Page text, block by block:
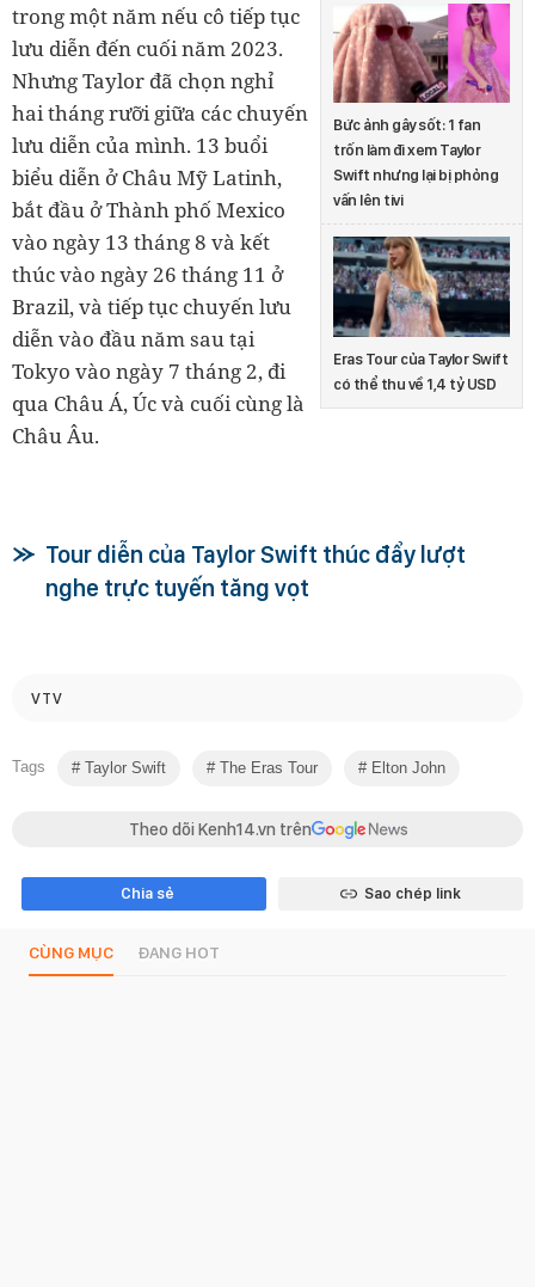
Bức ảnh gây sốt: 1 fan
trốn làm đi xem Taylor
Swift nhưng lại bị phỏng
vấn lên tivi
Eras Tour của Taylor Swift
có thể thu về 1,4 tỷ USD
trong một năm nếu cô tiếp tục
lưu diễn đến cuối năm 2023.
Nhưng Taylor đã chọn nghỉ
hai tháng rưỡi giữa các chuyến
lưu diễn của mình. 13 buổi
biểu diễn ở Châu Mỹ Latinh,
bắt đầu ở Thành phố Mexico
vào ngày 13 tháng 8 và kết
thúc vào ngày 26 tháng 11 ở
Brazil, và tiếp tục chuyến lưu
diễn vào đầu năm sau tại
Tokyo vào ngày 7 tháng 2, đi
qua Châu Á, Úc và cuối cùng là
Châu Âu.
Tour diễn của Taylor Swift thúc đẩy lượt
nghe trực tuyến tăng vọt
VTV
Tags Taylor Swift The Eras Tour Elton John
Theo dõi Kenh14.vn trên
Chia sẻ Sao chép link
CÙNG MỤC ĐANG HOT